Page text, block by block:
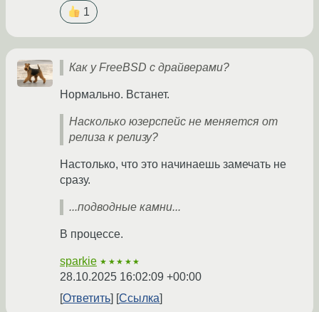
1
Как у FreeBSD с драйверами?
Нормально. Встанет.
Насколько юзерспейс не меняется от
релиза к релизу?
Настолько, что это начинаешь замечать не
сразу.
...подводные камни...
В процессе.
sparkie ★★★★★
28.10.2025 16:02:09 +00:00
Ответить
Ссылка